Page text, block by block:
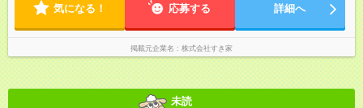
気になる！ 応募する 詳細へ
掲載元企業名 株式会社すき家
未読